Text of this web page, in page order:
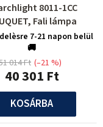
8011-1CC
Fali lámpa
7-21 napon belül
🚚
40 301 Ft
014 Ft (–21 %)
KOSÁRBA